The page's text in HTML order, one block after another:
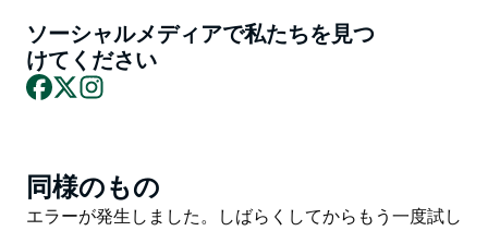
の歴史あるアーノット・ベイクハウスでパンを焼いてい
ました。
は、巷にあふれる「偽物」とは全く異なり、その秘密を
皆さんに伝授します。
ソーシャルメディアで私たちを見つ
けてください
Facebook
X
Product
List
同様のもの
Product
エラーが発生しました。しばらくしてからもう一度試し